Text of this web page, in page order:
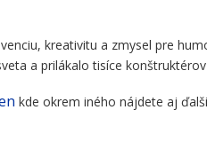
kreativitu a zmysel pre
a prilákalo tisíce
kde okrem iného nájdete aj